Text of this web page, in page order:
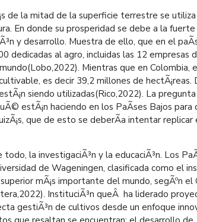
de la mitad de la superficie terrestre se
En donde su prosperidad se debe a la fuerte
y desarrollo. Muestra de ello, que en el
dedicadas al agro, incluidas las 12 empresas
Mientras que en Colombia,
es decir 39,2 millones de hectÃ¡reas.
siendo utilizadas(Rico,2022). La
estÃ¡n haciendo en los PaÃ­ses Bajos para
que de esto se deberÃ­a intentar replicar
la investigaciÃ³n y la educaciÃ³n. Los
de Wageningen, clasificada como el
mÃ¡s importante del mundo, segÃºn el
InstituciÃ³n queÂ ha liderado
gestiÃ³n de cultivos desde un enfoque